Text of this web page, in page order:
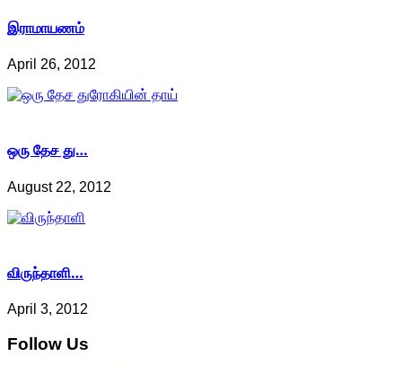
இராமாயணம்
April 26, 2012
ஒரு தேச து…
August 22, 2012
விருந்தாளி…
April 3, 2012
Follow Us